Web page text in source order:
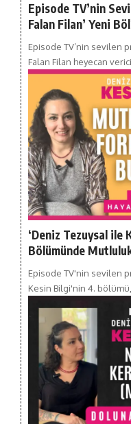
Episode TV’nin
Falan Filan’ Yeni
Episode TV’nin sevilen
Falan Filan heyecan
‘Deniz Tezuysal ile
Bölümünde
Episode TV'nin sevilen
Kesin Bilgi'nin 4.